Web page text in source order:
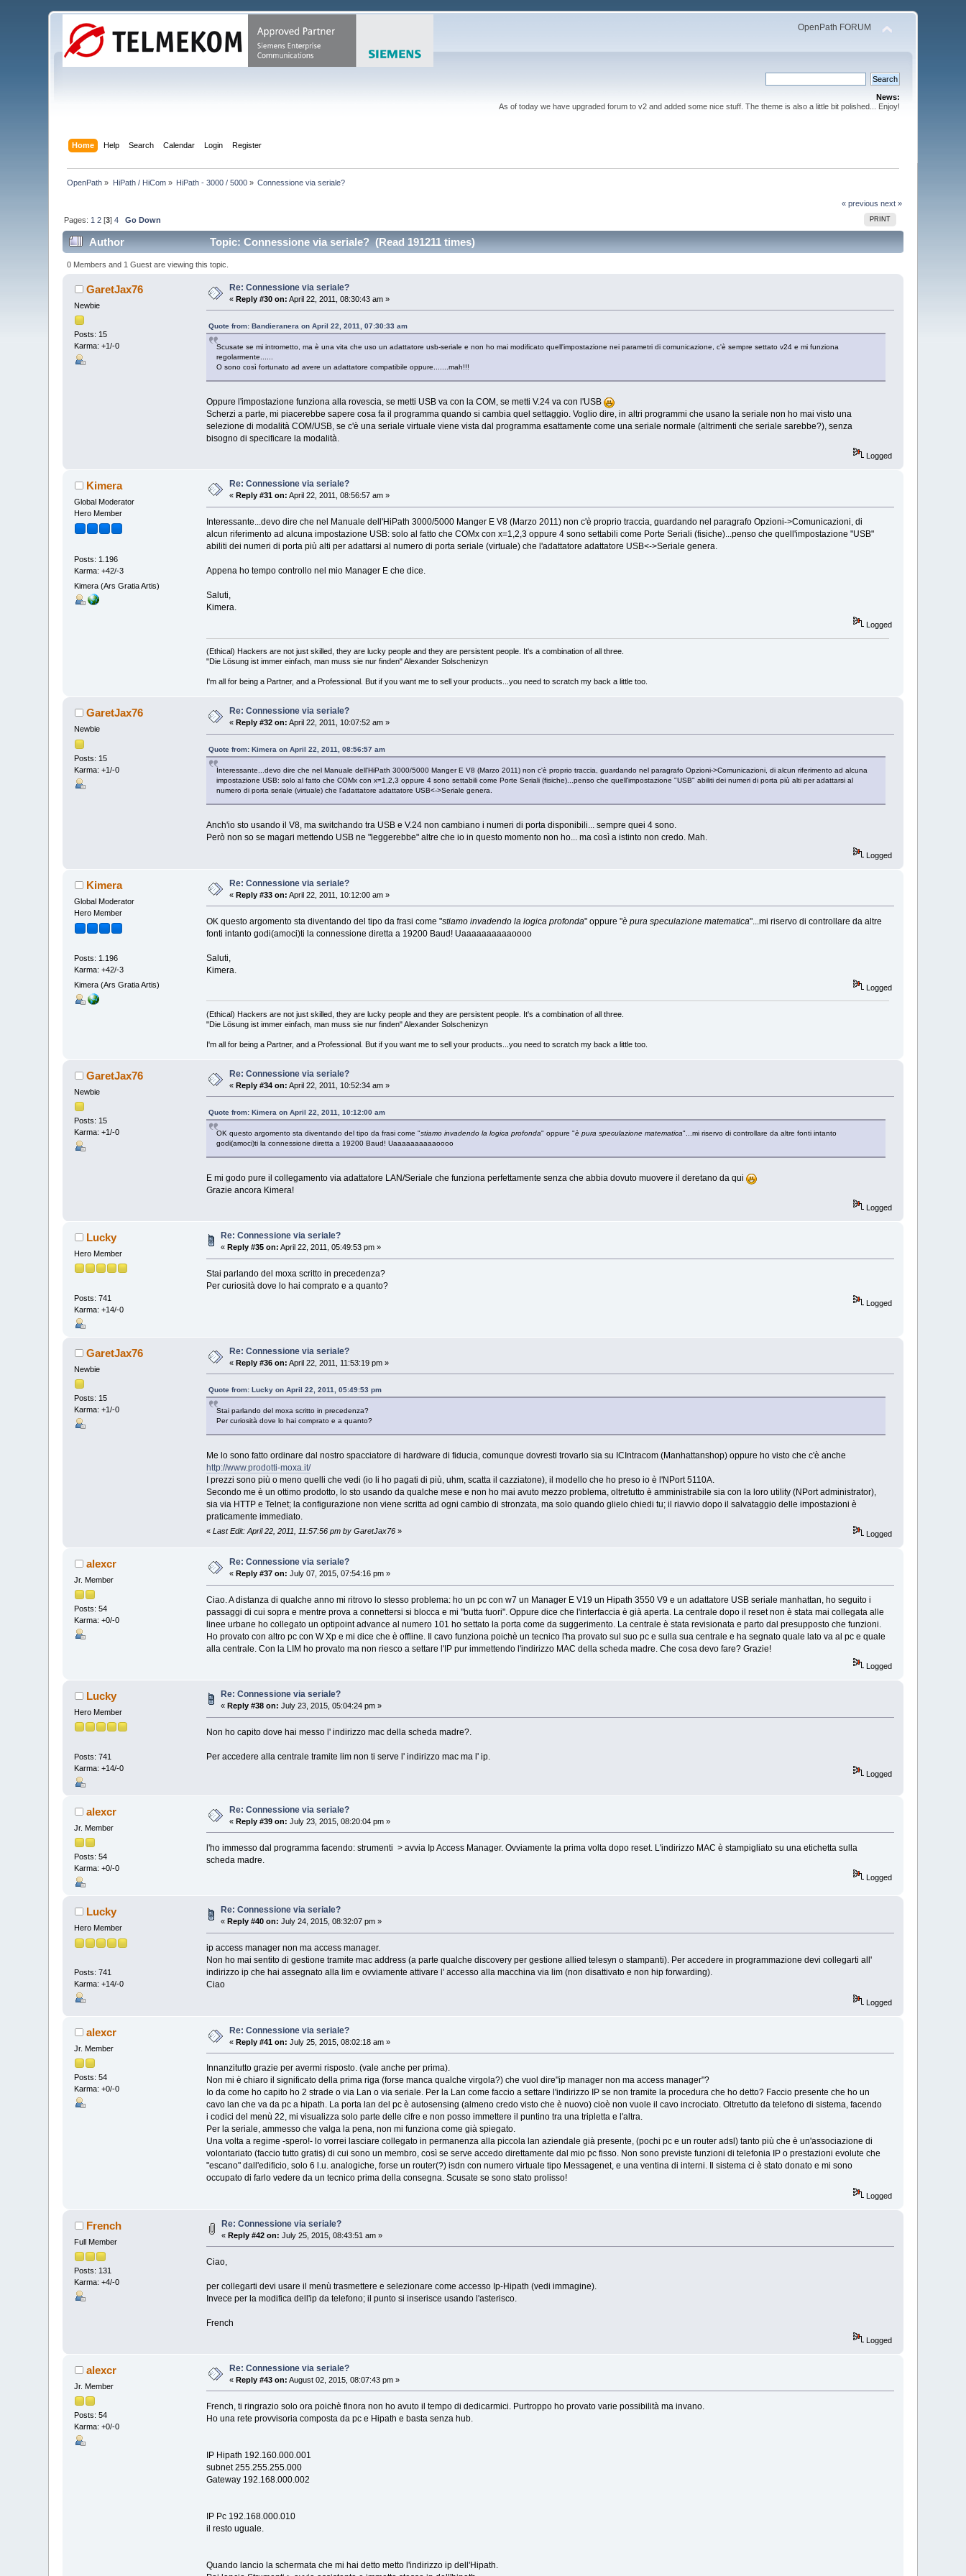
OpenPath FORUM
News:
As of today we have upgraded forum to v2 and added some nice stuff. The theme is also a little bit polished... Enjoy!
Home Help Search Calendar Login Register
OpenPath » HiPath / HiCom» HiPath - 3000 / 5000 » Connessione via seriale?
« previous next »
PRINT
Pages: 1 2 [3]4 Go Down
Author Topic: Connessione via seriale? (Read 191211 times)
0 Members and 1 Guest are viewing this topic.
GaretJax76
Newbie
Posts: 15
Karma: +1/-0
Re: Connessione via seriale?
«Reply #30 on: April 22, 2011, 08:30:43 am »
Quote from: Bandieranera on April 22, 2011, 07:30:33 am
Scusate se mi intrometto, ma è una vita che uso un adattatore usb-seriale e non ho mai modificato quell'impostazione nei parametri di comunicazione, c'è sempre settato v24 e mi funziona
regolarmente......
O sono così fortunato ad avere un adattatore compatibile oppure.......mah!!!
Oppure l'impostazione funziona alla rovescia, se metti USB va con la COM, se metti V.24 va con l'USB
Scherzi a parte, mi piacerebbe sapere cosa fa il programma quando si cambia quel settaggio. Voglio dire, in altri programmi che usano la seriale non ho mai visto una
selezione di modalità COM/USB, se c'è una seriale virtuale viene vista dal programma esattamente come una seriale normale (altrimenti che seriale sarebbe?), senza
bisogno di specificare la modalità.
Logged
Kimera
Global Moderator
Hero Member
Posts: 1.196
Karma: +42/-3
Kimera (Ars Gratia Artis)
Re: Connessione via seriale?
«Reply #31 on: April 22, 2011, 08:56:57 am »
Interessante...devo dire che nel Manuale dell'HiPath 3000/5000 Manger E V8 (Marzo 2011) non c'è proprio traccia, guardando nel paragrafo Opzioni->Comunicazioni, di
alcun riferimento ad alcuna impostazione USB: solo al fatto che COMx con x=1,2,3 oppure 4 sono settabili come Porte Seriali (fisiche)...penso che quell'impostazione "USB"
abiliti dei numeri di porta più alti per adattarsi al numero di porta seriale (virtuale) che l'adattatore adattatore USB<->Seriale genera.
Appena ho tempo controllo nel mio Manager E che dice.
Saluti,
Kimera.
Logged
(Ethical) Hackers are not just skilled, they are lucky people and they are persistent people. It's a combination of all three.
"Die Lösung ist immer einfach, man muss sie nur finden" Alexander Solschenizyn
I'm all for being a Partner, and a Professional. But if you want me to sell your products...you need to scratch my back a little too.
GaretJax76
Newbie
Posts: 15
Karma: +1/-0
Re: Connessione via seriale?
« Reply #32 on: April 22, 2011, 10:07:52 am »
Quote from: Kimera on April 22, 2011, 08:56:57 am
Interessante...devo dire che nel Manuale dell'HiPath 3000/5000 Manger E V8 (Marzo 2011) non c'è proprio traccia, guardando nel paragrafo Opzioni->Comunicazioni, di alcun riferimento ad alcuna
impostazione USB: solo al fatto che COMx con x=1,2,3 oppure 4 sono settabili come Porte Seriali (fisiche)...penso che quell'impostazione "USB" abiliti dei numeri di porta più alti per adattarsi al
numero di porta seriale (virtuale) che l'adattatore adattatore USB<->Seriale genera.
Anch'io sto usando il V8, ma switchando tra USB e V.24 non cambiano i numeri di porta disponibili... sempre quei 4 sono.
Però non so se magari mettendo USB ne "leggerebbe" altre che io in questo momento non ho... ma così a istinto non credo. Mah.
Logged
Kimera
Global Moderator
Hero Member
Posts: 1.196
Karma: +42/-3
Kimera (Ars Gratia Artis)
Re: Connessione via seriale?
«Reply #33 on: April 22, 2011, 10:12:00 am »
OK questo argomento sta diventando del tipo da frasi come "stiamo invadendo la logica profonda" oppure "è pura speculazione matematica"...mi riservo di controllare da altre
fonti intanto godi(amoci)ti la connessione diretta a 19200 Baud! Uaaaaaaaaaaoooo
Saluti,
Kimera.
Logged
(Ethical) Hackers are not just skilled, they are lucky people and they are persistent people. It's a combination of all three.
"Die Lösung ist immer einfach, man muss sie nur finden" Alexander Solschenizyn
I'm all for being a Partner, and a Professional. But if you want me to sell your products...you need to scratch my back a little too.
GaretJax76
Newbie
Posts: 15
Karma: +1/-0
Re: Connessione via seriale?
«Reply #34 on: April 22, 2011, 10:52:34 am »
Quote from: Kimera on April 22, 2011, 10:12:00 am
OK questo argomento sta diventando del tipo da frasi come "stiamo invadendo la logica profonda" oppure "è pura speculazione matematica"...mi riservo di controllare da altre fonti intanto
godi(amoci)ti la connessione diretta a 19200 Baud! Uaaaaaaaaaaoooo
E mi godo pure il collegamento via adattatore LAN/Seriale che funziona perfettamente senza che abbia dovuto muovere il deretano da qui
Grazie ancora Kimera!
Logged
Lucky
Hero Member
Posts: 741
Karma: +14/-0
Re: Connessione via seriale?
«Reply #35 on: April 22, 2011, 05:49:53 pm »
Stai parlando del moxa scritto in precedenza?
Per curiosità dove lo hai comprato e a quanto?
Logged
GaretJax76
Newbie
Posts: 15
Karma: +1/-0
Re: Connessione via seriale?
«Reply #36 on: April 22, 2011, 11:53:19 pm »
Quote from: Lucky on April 22, 2011, 05:49:53 pm
Stai parlando del moxa scritto in precedenza?
Per curiosità dove lo hai comprato e a quanto?
Me lo sono fatto ordinare dal nostro spacciatore di hardware di fiducia, comunque dovresti trovarlo sia su ICIntracom (Manhattanshop) oppure ho visto che c'è anche
http://www.prodotti-moxa.it/
I prezzi sono più o meno quelli che vedi (io li ho pagati di più, uhm, scatta il cazziatone), il modello che ho preso io è l'NPort 5110A.
Secondo me è un ottimo prodotto, lo sto usando da qualche mese e non ho mai avuto mezzo problema, oltretutto è amministrabile sia con la loro utility (NPort administrator),
sia via HTTP e Telnet; la configurazione non viene scritta ad ogni cambio di stronzata, ma solo quando glielo chiedi tu; il riavvio dopo il salvataggio delle impostazioni è
praticamente immediato.
« Last Edit: April 22, 2011, 11:57:56 pm by GaretJax76» Logged
alexcr
Jr. Member
Posts: 54
Karma: +0/-0
Re: Connessione via seriale?
«Reply #37 on: July 07, 2015, 07:54:16 pm »
Ciao. A distanza di qualche anno mi ritrovo lo stesso problema: ho un pc con w7 un Manager E V19 un Hipath 3550 V9 e un adattatore USB seriale manhattan, ho seguito i
passaggi di cui sopra e mentre prova a connettersi si blocca e mi "butta fuori". Oppure dice che l'interfaccia è già aperta. La centrale dopo il reset non è stata mai collegata alle
linee urbane ho collegato un optipoint advance al numero 101 ho settato la porta come da suggerimento. La centrale è stata revisionata e parto dal presupposto che funzioni.
Ho provato con altro pc con W Xp e mi dice che è offline. Il cavo funziona poichè un tecnico l'ha provato sul suo pc e sulla sua centrale e ha segnato quale lato va al pc e quale
alla centrale. Con la LIM ho provato ma non riesco a settare l'IP pur immettendo l'indirizzo MAC della scheda madre. Che cosa devo fare? Grazie!
Logged
Lucky
Hero Member
Posts: 741
Karma: +14/-0
Re: Connessione via seriale?
« Reply #38 on: July 23, 2015, 05:04:24 pm »
Non ho capito dove hai messo l' indirizzo mac della scheda madre?.
Per accedere alla centrale tramite lim non ti serve l' indirizzo mac ma l' ip.
Logged
alexcr
Jr. Member
Posts: 54
Karma: +0/-0
Re: Connessione via seriale?
«Reply #39 on: July 23, 2015, 08:20:04 pm »
l'ho immesso dal programma facendo: strumenti > avvia Ip Access Manager. Ovviamente la prima volta dopo reset. L'indirizzo MAC è stampigliato su una etichetta sulla
scheda madre.
Logged
Lucky
Hero Member
Posts: 741
Karma: +14/-0
Re: Connessione via seriale?
« Reply #40 on: July 24, 2015, 08:32:07 pm »
ip access manager non ma access manager.
Non ho mai sentito di gestione tramite mac address (a parte qualche discovery per gestione allied telesyn o stampanti). Per accedere in programmazione devi collegarti all'
indirizzo ip che hai assegnato alla lim e ovviamente attivare l' accesso alla macchina via lim (non disattivato e non hip forwarding).
Ciao
Logged
alexcr
Jr. Member
Posts: 54
Karma: +0/-0
Re: Connessione via seriale?
«Reply #41 on: July 25, 2015, 08:02:18 am »
Innanzitutto grazie per avermi risposto. (vale anche per prima).
Non mi è chiaro il significato della prima riga (forse manca qualche virgola?) che vuol dire"ip manager non ma access manager"?
Io da come ho capito ho 2 strade o via Lan o via seriale. Per la Lan come faccio a settare l'indirizzo IP se non tramite la procedura che ho detto? Faccio presente che ho un
cavo lan che va da pc a hipath. La porta lan del pc è autosensing (almeno credo visto che è nuovo) cioè non vuole il cavo incrociato. Oltretutto da telefono di sistema, facendo
i codici del menù 22, mi visualizza solo parte delle cifre e non posso immettere il puntino tra una tripletta e l'altra.
Per la seriale, ammesso che valga la pena, non mi funziona come già spiegato.
Una volta a regime -spero!- lo vorrei lasciare collegato in permanenza alla piccola lan aziendale già presente, (pochi pc e un router adsl) tanto più che è un'associazione di
volontariato (faccio tutto gratis) di cui sono un membro, così se serve accedo direttamente dal mio pc fisso. Non sono previste funzioni di telefonia IP o prestazioni evolute che
"escano" dall'edificio, solo 6 l.u. analogiche, forse un router(?) isdn con numero virtuale tipo Messagenet, e una ventina di interni. Il sistema ci è stato donato e mi sono
occupato di farlo vedere da un tecnico prima della consegna. Scusate se sono stato prolisso!
Logged
French
Full Member
Posts: 131
Karma: +4/-0
Re: Connessione via seriale?
«Reply #42 on: July 25, 2015, 08:43:51 am »
Ciao,
per collegarti devi usare il menù trasmettere e selezionare come accesso Ip-Hipath (vedi immagine).
Invece per la modifica dell'ip da telefono; il punto si inserisce usando l'asterisco.
French
Logged
alexcr
Jr. Member
Posts: 54
Karma: +0/-0
Re: Connessione via seriale?
«Reply #43 on: August 02, 2015, 08:07:43 pm »
French, ti ringrazio solo ora poichè finora non ho avuto il tempo di dedicarmici. Purtroppo ho provato varie possibilità ma invano.
Ho una rete provvisoria composta da pc e Hipath e basta senza hub.
IP Hipath 192.160.000.001
subnet 255.255.255.000
Gateway 192.168.000.002
IP Pc 192.168.000.010
il resto uguale.
Quando lancio la schermata che mi hai detto metto l'indirizzo ip dell'Hipath.